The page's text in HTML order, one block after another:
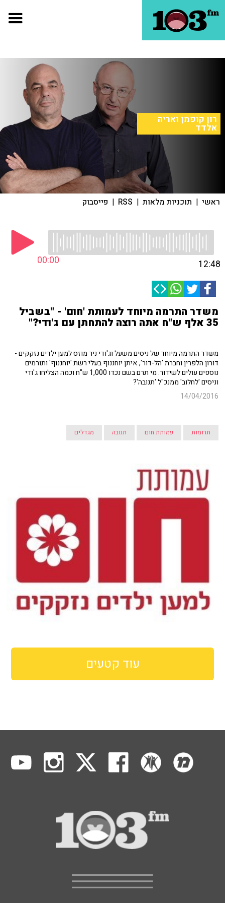
רון קופמן ואריה
אלדד
ראשי | תוכניות מלאות |
RSS
| פייסבוק
00:00 12:48
משדר התרמה מיוחד לעמותת 'חום' - "בשביל
35 אלף ש"ח אתה רוצה להתחתן עם ג'ודי?"
משדר התרמה מיוחד של ניסים משעל וג'ודי ניר מוזס למען ילדים נזקקים -
דורון הלפרין וחברת 'הל-דור', איתן יוחננוף בעלי רשת 'יוחננוף' ותורמים
נוספים עולים לשידור. מי תרם בשם נכדו 1,000 ש"ח וכמה הצליחו ג'ודי
וניסים 'לחלוב' ממנכ"ל 'תנובה'?
14/04/2016
תרומות עמותת חום תנובה מגדלים
עוד קטעים